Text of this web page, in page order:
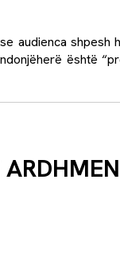
audienca shpesh
është